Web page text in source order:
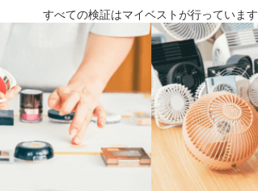
すべての検証はマイベストが行っています